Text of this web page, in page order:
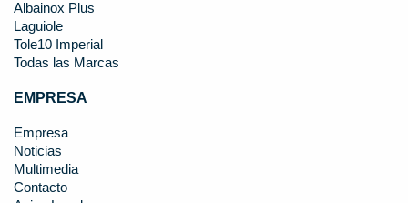
Albainox Plus
Laguiole
Tole10 Imperial
Todas las Marcas
EMPRESA
Empresa
Noticias
Multimedia
Contacto